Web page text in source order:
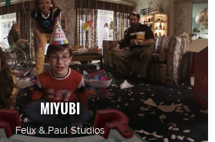
MIYUBI
Felix & Paul Studios